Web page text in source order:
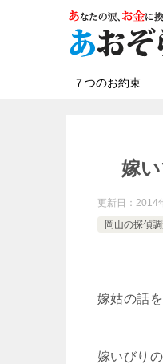
７つのお約束
嫁
更新日： 2014
岡山の探偵
嫁姑の話
嫁いびり